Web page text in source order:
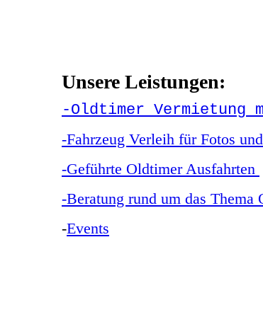
Unsere Leistungen:
-Oldtimer Vermietung
-Fahrzeug Verleih für Fotos
-Geführte Oldtimer Ausfahrten
-Beratung rund um das
-Events